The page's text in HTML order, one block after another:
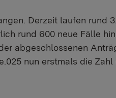
Derzeit laufen rund
rund 600 neue Fälle
abgeschlossenen
nun erstmals die Zahl